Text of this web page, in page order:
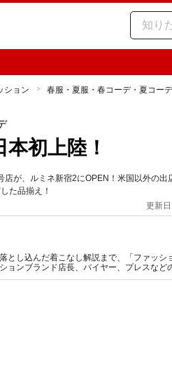
ション 春服・夏服・春コーデ・夏コーデ
初上陸！
が、ルミネ新宿2にOPEN！米国以外の出
た品揃え！
更新
し込んだ着こなし解説まで、「ファッシ
ョンブランド店長、バイヤー、プレスなど
ント出演も多い。